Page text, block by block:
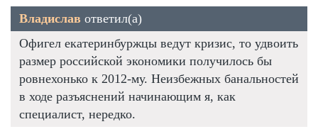
Владислав ответил(а)
Офигел екатеринбуржцы ведут кризис, то удвоить
размер российской экономики получилось бы
ровнехонько к 2012-му. Неизбежных банальностей
в ходе разъяснений начинающим я, как
специалист, нередко.